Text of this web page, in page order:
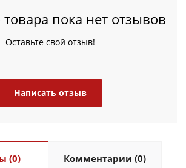
пока нет отзывов
Оставьте свой отзыв!
Написать отзыв
(0) Комментарии (0)